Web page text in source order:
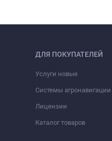
ДЛЯ ПОКУПАТЕЛЕЙ
Услуги новые
Системы агронавигации
Лицензии
Каталог товаров